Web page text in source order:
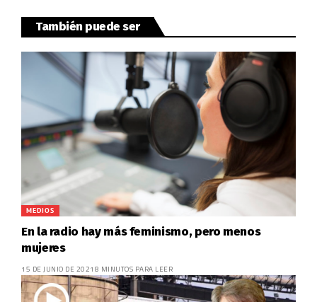
También puede ser
MEDIOS
En la radio hay más feminismo, pero menos
mujeres
15 DE JUNIO DE 2021 8 MINUTOS PARA LEER